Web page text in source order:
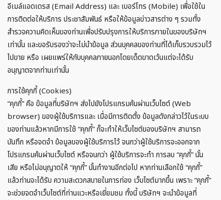
อีเมล์แอดเดรส (Email Address) และ เบอร์โทร (Mobile) เพื่อใช้ใน
การติดต่อให้บริการ ประชาสัมพันธ์ หรือให้ข้อมูลข่าวสารต่าง ๆ รวมทั้ง
สำรวจความคิดเห็นของท่านเพื่อปรับปรุงการให้บริการภายในของบริษัทฯ
เท่านั้น และขอรับรองว่าจะไม่นำข้อมูล ส่วนบุคคลของท่านที่ได้เก็บรวบรวมไว้
ไปขาย หรือ เผยแพร่ให้กับบุคคลภายนอกโดยเด็ดขาดเว้นแต่จะได้รับ
อนุญาตจากท่านเท่านั้น
การใช้คุกกี้ (Cookies)
“คุกกี้” คือ ข้อมูลที่บริษัทฯ ส่งไปยังโปรแกรมค้นผ่านเว็บไซต์ (Web
browser) ของผู้ใช้บริการและ เมื่อมีการติดตั้ง ข้อมูลดังกล่าวไว้ในระบบ
ของท่านแล้วหากมีการใช้ “คุกกี้” ก็จะทำให้เว็บไซต์ของบริษัทฯ สามารถ
บันทึก หรือจดจำ ข้อมูลของผู้ใช้บริการไว้ จนกว่าผู้ใช้บริการจะออกจาก
โปรแกรมค้นผ่านเว็บไซต์ หรือจนกว่า ผู้ใช้บริการจะทำ การลบ “คุกกี้” นั้น
เสีย หรือไม่อนุญาตให้ “คุกกี้” นั้นทำงานอีกต่อไป หากท่านเลือกใช้ “คุกกี้”
แล้วท่านจะได้รับ ความสะดวกสบายในการท่อง เว็บไซต์มากขึ้น เพราะ “คุกกี้”
จะช่วยจดจำเว็บไซต์ที่ท่านแวะหรือเยี่ยมชม ทั้งนี้ บริษัทฯ จะนำข้อมูลที่